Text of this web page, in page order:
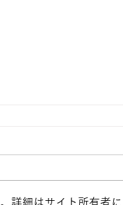
詳細はサイト所有者